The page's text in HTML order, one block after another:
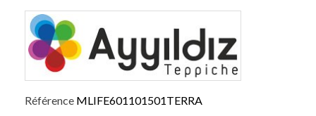
Référence MLIFE601101501TERRA